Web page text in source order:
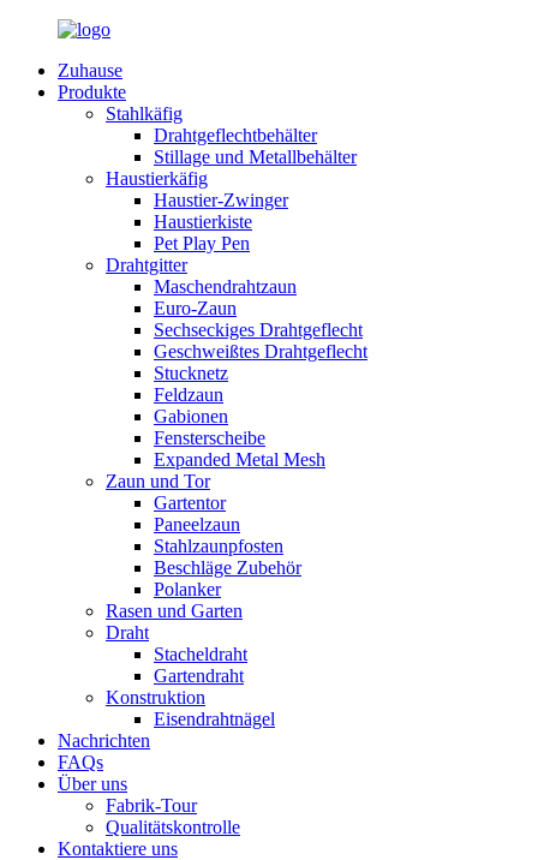
Zuhause
Produkte
Stahlkäfig
Drahtgeflechtbehälter
Stillage und Metallbehälter
Haustierkäfig
Haustier-Zwinger
Haustierkiste
Pet Play Pen
Drahtgitter
Maschendrahtzaun
Euro-Zaun
Sechseckiges Drahtgeflecht
Geschweißtes Drahtgeflecht
Stucknetz
Feldzaun
Gabionen
Fensterscheibe
Expanded Metal Mesh
Zaun und Tor
Gartentor
Paneelzaun
Stahlzaunpfosten
Beschläge Zubehör
Polanker
Rasen und Garten
Draht
Stacheldraht
Gartendraht
Konstruktion
Eisendrahtnägel
Nachrichten
FAQs
Über uns
Fabrik-Tour
Qualitätskontrolle
Kontaktiere uns